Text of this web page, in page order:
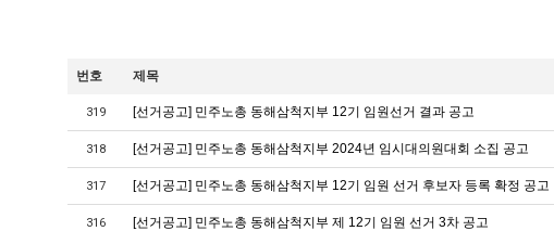
번호 제목
319 [선거공고] 민주노총 동해삼척지부 12기 임원선거 결과 공고
318 [선거공고] 민주노총 동해삼척지부 2024년 임시대의원대회 소집 공고
317 [선거공고] 민주노총 동해삼척지부 12기 임원 선거 후보자 등록 확정 공고
316 [선거공고] 민주노총 동해삼척지부 제 12기 임원 선거 3차 공고